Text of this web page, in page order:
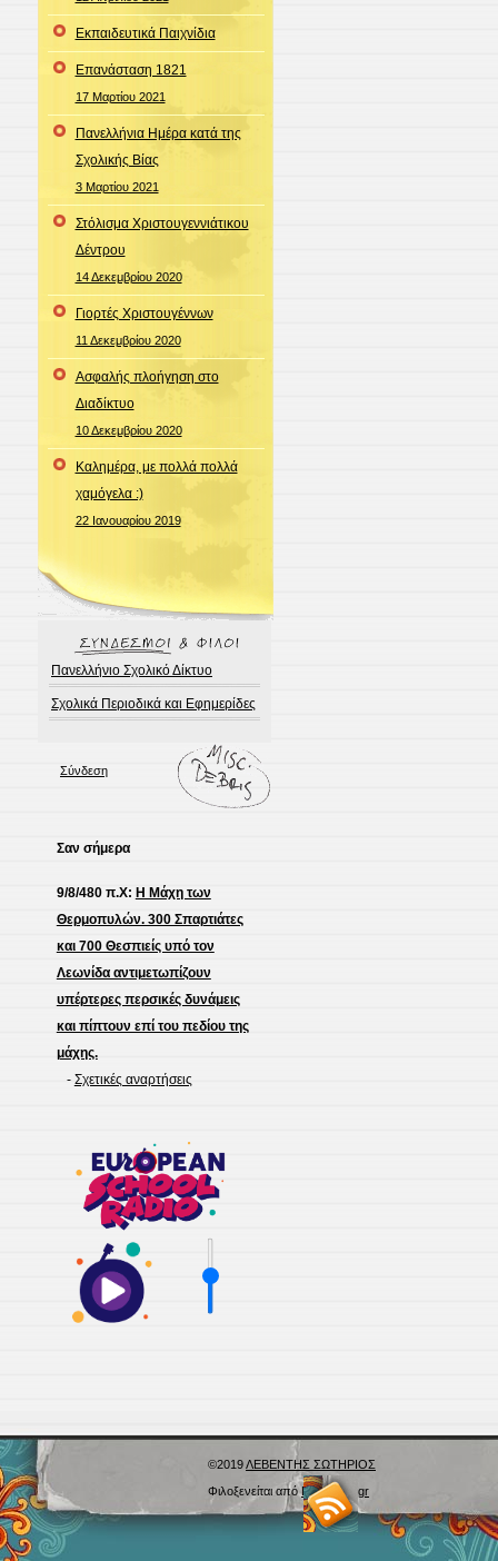
Εκπαιδευτικά Παιχνίδια
Επανάσταση 1821
17 Μαρτίου 2021
Πανελλήνια Ημέρα κατά της
Σχολικής Βίας
3 Μαρτίου 2021
Στόλισμα Χριστουγεννιάτικου
Δέντρου
14 Δεκεμβρίου 2020
Γιορτές Χριστουγέννων
11 Δεκεμβρίου 2020
Ασφαλής πλοήγηση στο
Διαδίκτυο
10 Δεκεμβρίου 2020
Καλημέρα, με πολλά πολλά
χαμόγελα :)
22 Ιανουαρίου 2019
Πανελλήνιο Σχολικό Δίκτυο
Σχολικά Περιοδικά και Εφημερίδες
Σύνδεση
Σαν σήμερα
9/8/480 π.Χ: Η Μάχη των
Θερμοπυλών. 300 Σπαρτιάτες
και 700 Θεσπιείς υπό τον
Λεωνίδα αντιμετωπίζουν
υπέρτερες περσικές δυνάμεις
και πίπτουν επί του πεδίου της
μάχης.
- Σχετικές αναρτήσεις
©2019ΛΕΒΕΝΤΗΣ ΣΩΤΗΡΙΟΣ
Φιλοξενείται από Blogs.sch.gr